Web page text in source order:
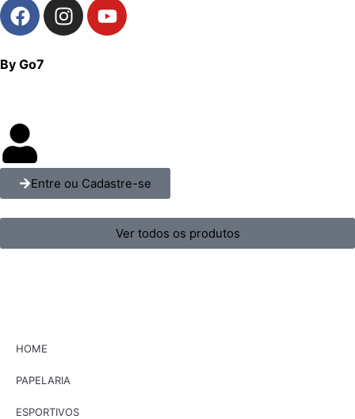
By Go7
Entre ou Cadastre-se
Ver todos os produtos
HOME
PAPELARIA
ESPORTIVOS